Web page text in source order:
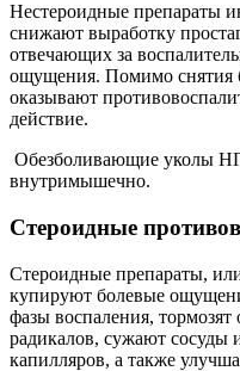
Нестероидные препараты
снижают выработку
отвечающих за
ощущения. Помимо снятия
оказывают
действие.
Обезболивающие уколы
внутримышечно.
Стероидные
Стероидные препараты,
купируют болевые
фазы воспаления,
радикалов, сужают сосуды
капилляров, а также